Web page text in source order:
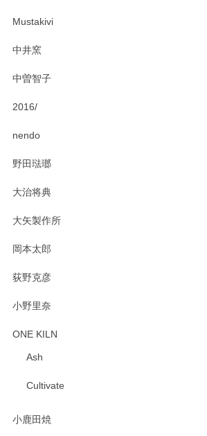
Mustakivi
中井窯
中曽智子
2016/
nendo
野田琺瑯
大治将典
大矢製作所
岡本太郎
荻野克彦
小野里奈
ONE KILN
Ash
Cultivate
小鹿田焼